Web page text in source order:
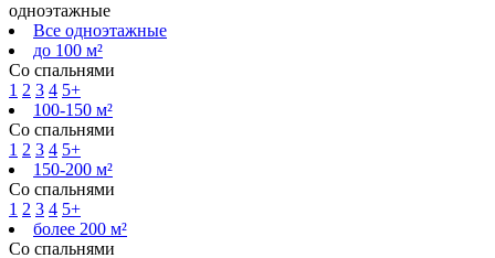
одноэтажные
Все одноэтажные
до 100 м²
Со спальнями
1 2 3 4 5+
100-150 м²
Со спальнями
1 2 3 4 5+
150-200 м²
Со спальнями
1 2 3 4 5+
более 200 м²
Со спальнями